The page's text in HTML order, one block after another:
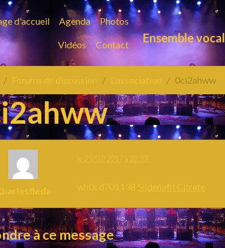
d'accueil Agenda Photos
Vidéos Contact Ensemble vocal
Forums de discussion L'association 0ci2ahww
wh0cd701138 Sildenafil Citrate
à ce message